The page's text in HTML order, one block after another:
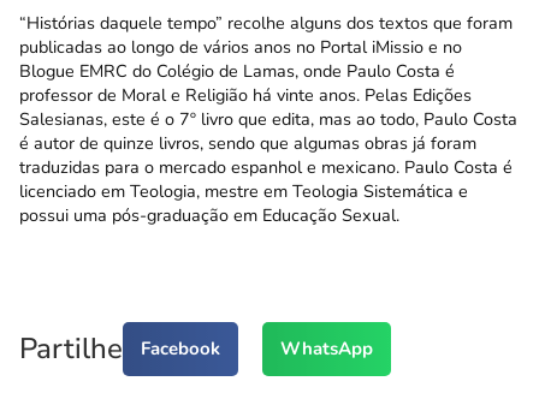
“Histórias daquele tempo” recolhe alguns dos textos que foram
publicadas ao longo de vários anos no Portal iMissio e no
Blogue EMRC do Colégio de Lamas, onde Paulo Costa é
professor de Moral e Religião há vinte anos. Pelas Edições
Salesianas, este é o 7º livro que edita, mas ao todo, Paulo Costa
é autor de quinze livros, sendo que algumas obras já foram
traduzidas para o mercado espanhol e mexicano. Paulo Costa é
licenciado em Teologia, mestre em Teologia Sistemática e
possui uma pós-graduação em Educação Sexual.
Partilhe Facebook WhatsApp